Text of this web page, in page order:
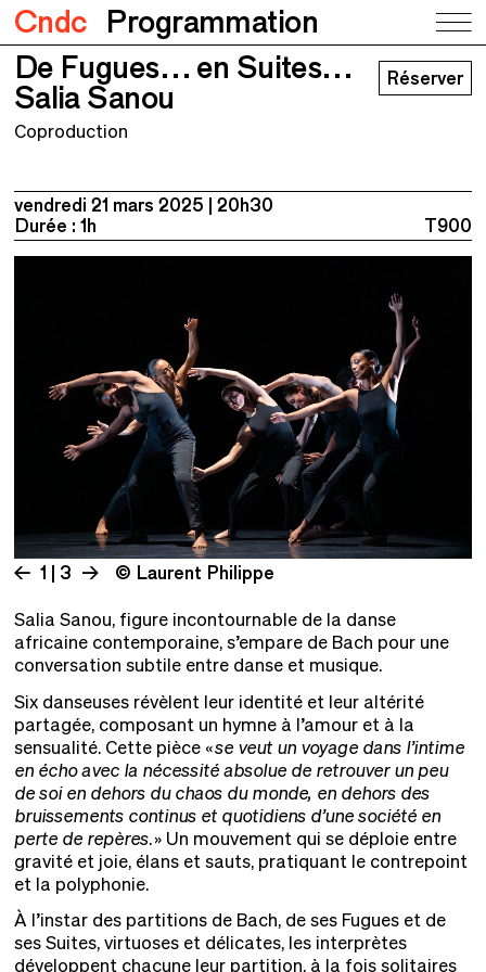
Cndc Programmation
De Fugues… en Suites…
Salia Sanou
De Fugues… en Suites…
Salia Sanou
Réserver
Coproduction
vendredi 21 mars 2025
20h30
Durée : 1h
T900
1 | 3 © Laurent Philippe
Salia Sanou, figure incontournable de la danse
africaine contemporaine, s’empare de Bach pour une
conversation subtile entre danse et musique.
Six danseuses révèlent leur identité et leur altérité
partagée, composant un hymne à l’amour et à la
sensualité. Cette pièce «se veut un voyage dans l’intime
en écho avec la nécessité absolue de retrouver un peu
de soi en dehors du chaos du monde, en dehors des
bruissements continus et quotidiens d’une société en
perte de repères. » Un mouvement qui se déploie entre
gravité et joie, élans et sauts, pratiquant le contrepoint
et la polyphonie.
À l’instar des partitions de Bach, de ses Fugues et de
ses Suites, virtuoses et délicates, les interprètes
développent chacune leur partition, à la fois solitaires